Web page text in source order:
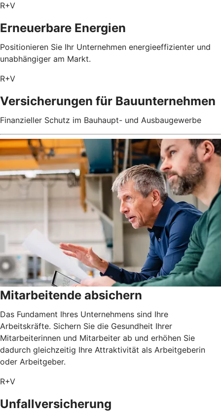
R+V
Erneuerbare Energien
Positionieren Sie Ihr Unternehmen energieeffizienter und
unabhängiger am Markt.
R+V
Versicherungen für Bauunternehmen
Finanzieller Schutz im Bauhaupt- und Ausbaugewerbe
Mitarbeitende absichern
Das Fundament Ihres Unternehmens sind Ihre
Arbeitskräfte. Sichern Sie die Gesundheit Ihrer
Mitarbeiterinnen und Mitarbeiter ab und erhöhen Sie
dadurch gleichzeitig Ihre Attraktivität als Arbeitgeberin
oder Arbeitgeber.
R+V
Unfallversicherung